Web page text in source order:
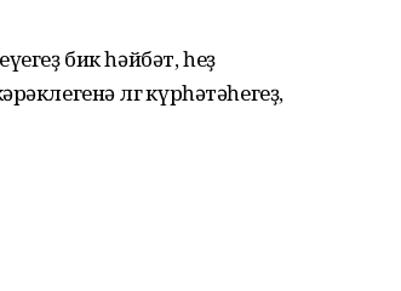
бик һәйбәт, һеҙ
өлгө күрһәтәһегеҙ,